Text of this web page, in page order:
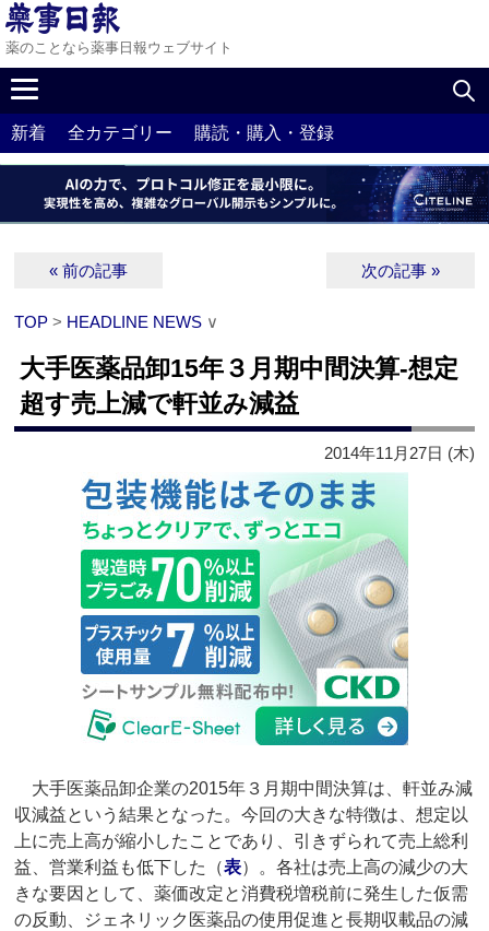
薬のことなら薬事日報ウェブサイト
新着 全カテゴリー 購読・購入・登録
« 前の記事 次の記事 »
TOP > HEADLINE NEWS ∨
大手医薬品卸15年３月期中間決算‐想定
超す売上減で軒並み減益
2014年11月27日 (木)
大手医薬品卸企業の2015年３月期中間決算は、軒並み減
収減益という結果となった。今回の大きな特徴は、想定以
上に売上高が縮小したことであり、引きずられて売上総利
益、営業利益も低下した（表）。各社は売上高の減少の大
きな要因として、薬価改定と消費税増税前に発生した仮需
の反動、ジェネリック医薬品の使用促進と長期収載品の減